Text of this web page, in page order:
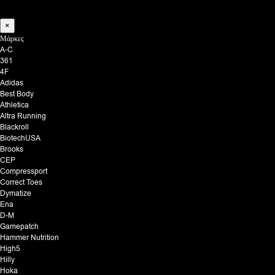
×
Μάρκες
A-C
361
4F
Adidas
Best Body
Athletica
Altra Running
Blackroll
BiotechUSA
Brooks
CEP
Compressport
Correct Toes
Dymatize
Ena
D-M
Gamepatch
Hammer Nutrition
High5
Hilly
Hoka